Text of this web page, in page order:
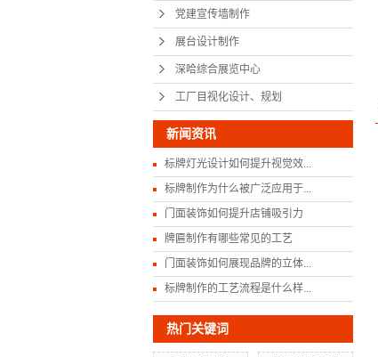
党建宣传墙制作
展台设计制作
深哈综合展览中心
工厂目视化设计、规划
新闻资讯
标牌灯光设计如何提升视觉效...
标牌制作为什么被广泛应用于...
门面装饰如何提升店铺吸引力
牌匾制作有哪些常见的工艺
门面装饰如何展现品牌的立体...
标牌制作的工艺流程是什么样...
热门关键词